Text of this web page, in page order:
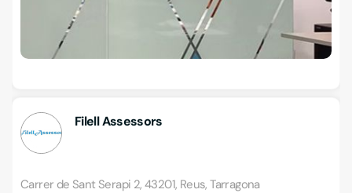
Filell Assessors
Carrer de Sant Serapi 2, 43201, Reus, Tarragona